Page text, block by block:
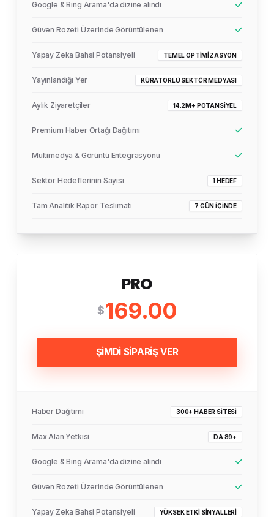
Google & Bing Arama'da dizine alındı
Güven Rozeti Üzerinde Görüntülenen
Yapay Zeka Bahsi Potansiyeli TEMEL OPTIMIZASYON
Yayınlandığı Yer KÜRATÖRLÜ SEKTÖR MEDYASI
Aylık Ziyaretçiler 14.2M+ POTANSIYEL
Premium Haber Ortağı Dağıtımı
Multimedya & Görüntü Entegrasyonu
Sektör Hedeflerinin Sayısı 1 HEDEF
Tam Analitik Rapor Teslimatı 7 GÜN İÇINDE
PRO
$169.00
ŞİMDİ SİPARİŞ VER
Haber Dağıtımı 300+ HABER SITESI
Max Alan Yetkisi DA 89+
Google & Bing Arama'da dizine alındı
Güven Rozeti Üzerinde Görüntülenen
Yapay Zeka Bahsi Potansiyeli YÜKSEK ETKI SINYALLERI